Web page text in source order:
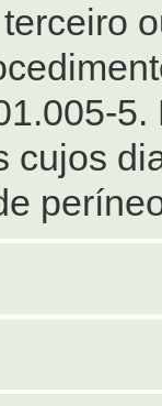
cujos